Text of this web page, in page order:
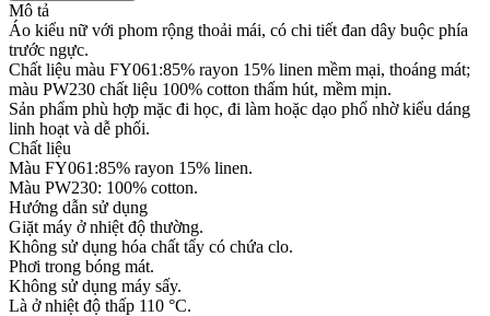
Mô tả
Áo kiểu nữ với phom rộng thoải mái, có chi tiết đan dây buộc phía
trước ngực.
Chất liệu màu FY061:85% rayon 15% linen mềm mại, thoáng mát;
màu PW230 chất liệu 100% cotton thấm hút, mềm mịn.
Sản phẩm phù hợp mặc đi học, đi làm hoặc dạo phố nhờ kiểu dáng
linh hoạt và dễ phối.
Chất liệu
Màu FY061:85% rayon 15% linen.
Màu PW230: 100% cotton.
Hướng dẫn sử dụng
Giặt máy ở nhiệt độ thường.
Không sử dụng hóa chất tẩy có chứa clo.
Phơi trong bóng mát.
Không sử dụng máy sấy.
Là ở nhiệt độ thấp 110 °C.